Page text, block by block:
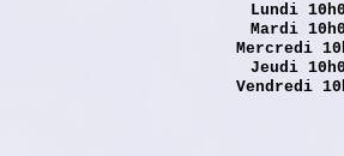
Lundi
Mardi
Mercredi
Jeudi
Vendredi